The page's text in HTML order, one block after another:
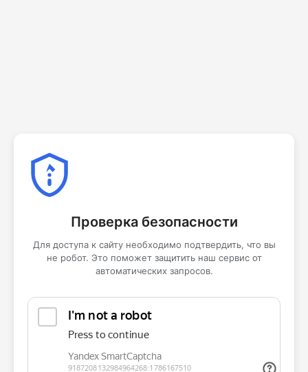
Проверка безопасности
Для доступа к сайту необходимо подтвердить, что вы
не робот. Это поможет защитить наш сервис от
автоматических запросов.